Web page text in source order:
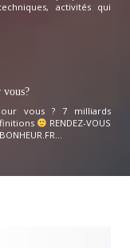
activités qui
vous?
vous ? 7 milliards
RENDEZ-VOUS